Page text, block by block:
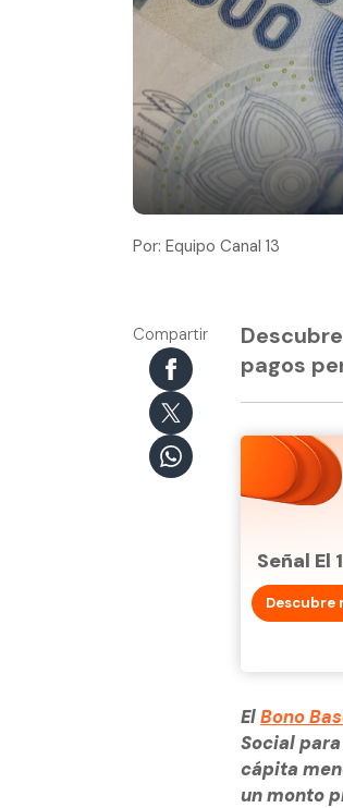
Por: Equipo Canal 13
Compartir
pagos
Señal El
Descubre
ElBono
Social
cápita
un monto